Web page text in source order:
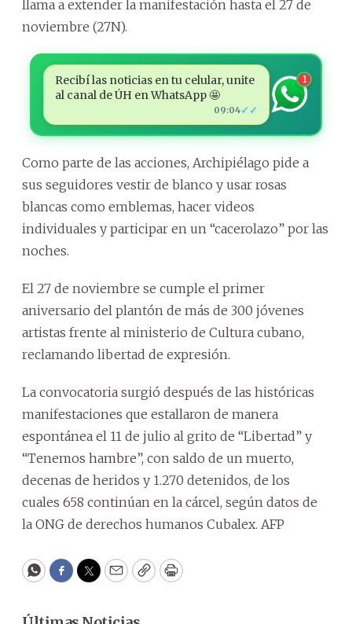
llama a extender la manifestación hasta el 27 de
noviembre (27N).
Recibí las noticias en tu celular, unite
al canal de ÚH en WhatsApp 🤩
09:04✓✓
1
Como parte de las acciones, Archipiélago pide a
sus seguidores vestir de blanco y usar rosas
blancas como emblemas, hacer videos
individuales y participar en un “cacerolazo” por las
noches.
El 27 de noviembre se cumple el primer
aniversario del plantón de más de 300 jóvenes
artistas frente al ministerio de Cultura cubano,
reclamando libertad de expresión.
La convocatoria surgió después de las históricas
manifestaciones que estallaron de manera
espontánea el 11 de julio al grito de “Libertad” y
“Tenemos hambre”, con saldo de un muerto,
decenas de heridos y 1.270 detenidos, de los
cuales 658 continúan en la cárcel, según datos de
la ONG de derechos humanos Cubalex. AFP
WhatsApp
Facebook
Twitter
EmailCopyPrint